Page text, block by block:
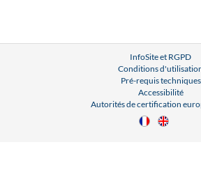
InfoSite et RGPD
Conditions
Pré-requis techniques
Accessibilité
Autorités de certification